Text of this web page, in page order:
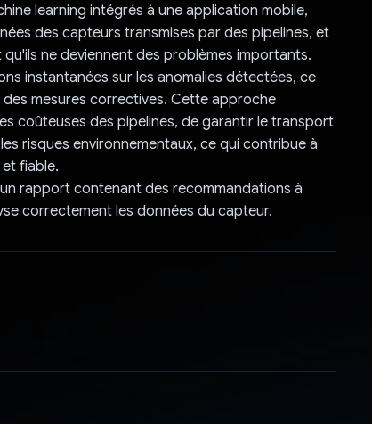
learning intégrés à une application mobile,
des capteurs transmises par des pipelines, et
ne deviennent des problèmes importants.
instantanées sur les anomalies détectées, ce
mesures correctives. Cette approche
coûteuses des pipelines, de garantir le transport
risques environnementaux, ce qui contribue à
fiable.
rapport contenant des recommandations à
correctement les données du capteur.